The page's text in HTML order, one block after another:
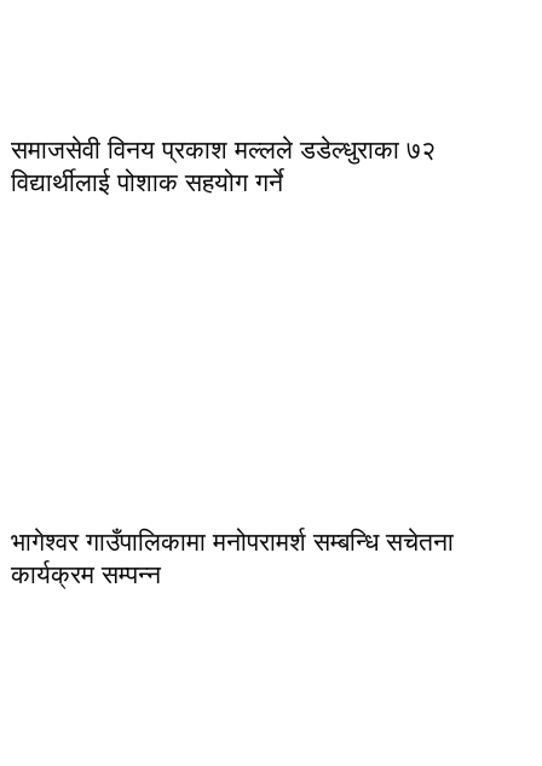
समाजसेवी विनय प्रकाश मल्लले डडेल्धुराका ७२
विद्यार्थीलाई पोशाक सहयोग गर्ने
भागेश्वर गाउँपालिकामा मनोपरामर्श सम्बन्धि सचेतना
कार्यक्रम सम्पन्न